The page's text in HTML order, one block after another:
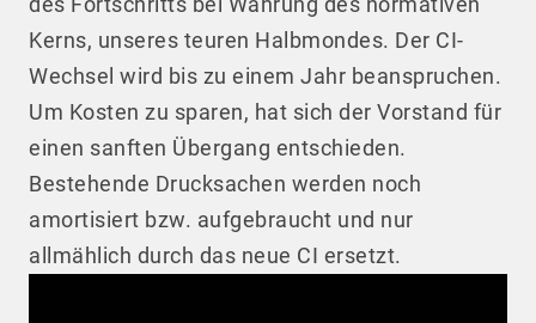
Kerns, unseres teuren Halbmondes. Der CI-
Wechsel wird bis zu einem Jahr beanspruchen.
Um Kosten zu sparen, hat sich der Vorstand für
einen sanften Übergang entschieden.
Bestehende Drucksachen werden noch
amortisiert bzw. aufgebraucht und nur
allmählich durch das neue CI ersetzt.